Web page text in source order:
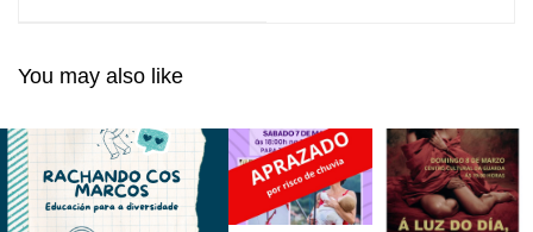
Teatro Xuvenil e
Guarda en abril de
2023
You may also like